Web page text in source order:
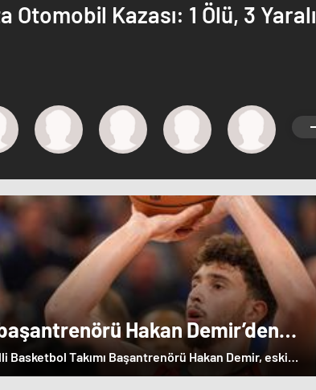
Otomobil Kazası: 1 Ölü, 3 Yaralı
Hakan Demir’den
Şengün’e övgü
Basketbol Takımı Başantrenörü Hakan Demir, eski
Alperen Şengün'e övgülerde bulundu.